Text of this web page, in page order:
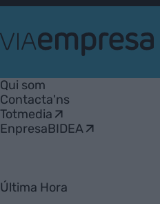
Empresa
Qui som
Contacta'ns
Totmedia
EnpresaBIDEA
Última Hora